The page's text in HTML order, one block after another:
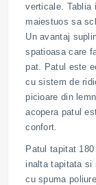
verticale. Tablia
maiestuos sa
Un avantaj
spatioasa care
pat. Patul este
cu sistem de
picioare din
acopera patul
confort.
Patul tapitat
inalta tapitata si
cu spuma